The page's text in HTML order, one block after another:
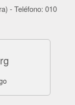
- Teléfono: 010